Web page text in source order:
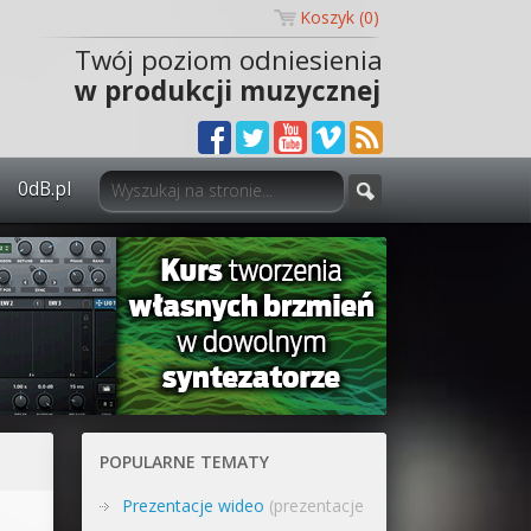
Koszyk (0)
Twój poziom odniesienia
w produkcji muzycznej
0dB.pl
0dB.pl - informacje
Newsletter
Materiały dla mediów
Archiwum aktualności
POPULARNE TEMATY
Prezentacje wideo (prezentacje